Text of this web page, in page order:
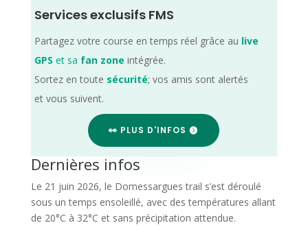
Services exclusifs FMS
Partagez votre course en temps réel grâce au live
GPS et sa fan zone intégrée.
Sortez en toute sécurité; vos amis sont alertés
et vous suivent.
👀 PLUS D'INFOS
Dernières infos
Le 21 juin 2026, le Domessargues trail s’est déroulé
sous un temps ensoleillé, avec des températures allant
de 20°C à 32°C et sans précipitation attendue.